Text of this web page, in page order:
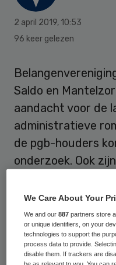
2 april 2019, 10:53
96 keer gelezen
Saldo en
aandacht voor de
administratieve
de pgb-houders
onderzoek. Ook
invoering op 1 mei
zal leiden tot
We Care About Your
We and our887 partners store
or unique identifiers, on your
technologies to support the
process data to provide.
disable them. If trackers are